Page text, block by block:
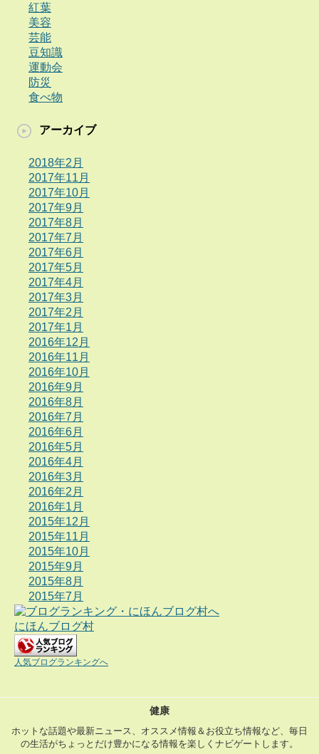
紅葉
美容
芸能
豆知識
運動会
防災
食べ物
アーカイブ
2018年2月
2017年11月
2017年10月
2017年9月
2017年8月
2017年7月
2017年6月
2017年5月
2017年4月
2017年3月
2017年2月
2017年1月
2016年12月
2016年11月
2016年10月
2016年9月
2016年8月
2016年7月
2016年6月
2016年5月
2016年4月
2016年3月
2016年2月
2016年1月
2015年12月
2015年11月
2015年10月
2015年9月
2015年8月
2015年7月
にほんブログ村
人気ブログランキングへ
健康
ホットな話題や最新ニュース、オススメ情報＆お役立ち情報など、毎日
の生活がちょっとだけ豊かになる情報を楽しくナビゲートします。